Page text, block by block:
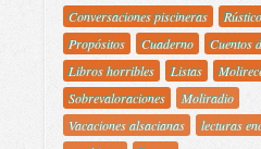
Conversaciones piscineras
Propósitos
Cuaderno
Cuentos
Libros horribles
Listas
Sobrevaloraciones
Moliradio
Vacaciones alsacianas
lecturas